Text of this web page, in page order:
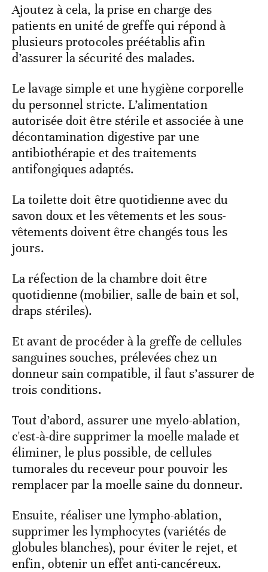
Ajoutez à cela, la prise en charge des
patients en unité de greffe qui répond à
plusieurs protocoles préétablis afin
d’assurer la sécurité des malades.
Le lavage simple et une hygiène corporelle
du personnel stricte. L’alimentation
autorisée doit être stérile et associée à une
décontamination digestive par une
antibiothérapie et des traitements
antifongiques adaptés.
La toilette doit être quotidienne avec du
savon doux et les vêtements et les sous-
vêtements doivent être changés tous les
jours.
La réfection de la chambre doit être
quotidienne (mobilier, salle de bain et sol,
draps stériles).
Et avant de procéder à la greffe de cellules
sanguines souches, prélevées chez un
donneur sain compatible, il faut s’assurer de
trois conditions.
Tout d’abord, assurer une myelo-ablation,
c'est-à-dire supprimer la moelle malade et
éliminer, le plus possible, de cellules
tumorales du receveur pour pouvoir les
remplacer par la moelle saine du donneur.
Ensuite, réaliser une lympho-ablation,
supprimer les lymphocytes (variétés de
globules blanches), pour éviter le rejet, et
enfin, obtenir un effet anti-cancéreux.